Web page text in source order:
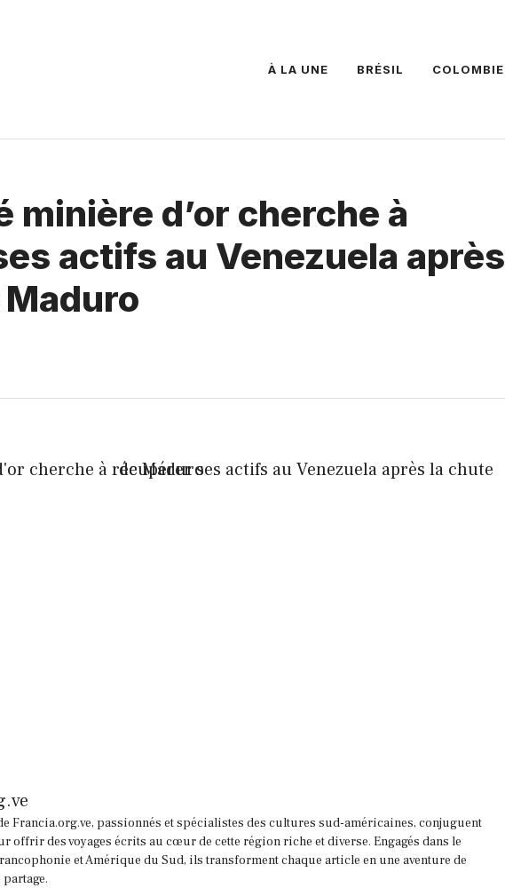
À LA UNE BRÉSIL COLOMBIE
minière d’or cherche à
actifs au Venezuela après
Francia.org.ve, passionnés et spécialistes des cultures sud-américaines, conjuguent
offrir des voyages écrits au cœur de cette région riche et diverse. Engagés dans le
et Amérique du Sud, ils transforment chaque article en une aventure de